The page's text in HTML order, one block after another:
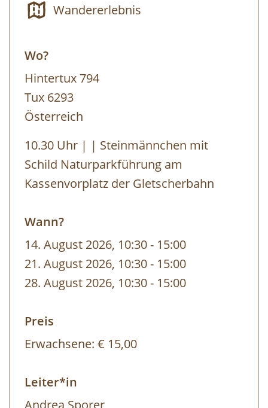
Heilkräuter, Die Apotheke der Natur
Anmeldung:
https://www.myzillertal.at/de/products/
in-tux
Gut zu wissen:
Charakter: Einfache Wanderung mit 200m
Höhenunterschied
Dauer: ca. 4,5 Std.; davon 2 Std. reine Gehzeit
Termine: jeden FR von 12.6. - 28.8.
Treffpunkt: 10.30 Uhr | | Steinmännchen mit
Schild Naturparkführung am Kassenvorplatz
der Gletscherbahn
Unkostenbeitrag: Erwachsene € 15,00 Gäste
Allgemeines:
Wandererlebnis
Wo?
Hintertux 794
Tux 6293
Österreich
10.30 Uhr | | Steinmännchen mit
Schild Naturparkführung am
Kassenvorplatz der Gletscherbahn
Wann?
14. August 2026, 10:30- bis
15:00
21. August 2026, 10:30- bis
15:00
28. August 2026, 10:30- bis
15:00
Preis
Erwachsene: € 15,00
Leiter*in